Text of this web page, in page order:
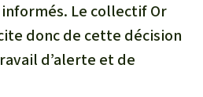
Le collectif Or
donc de cette décision
d’alerte et de